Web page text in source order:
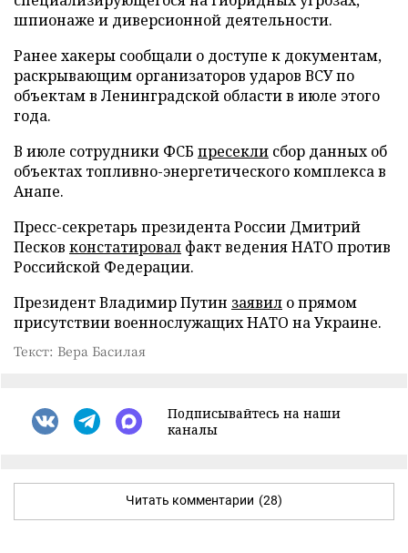
шпионаже и диверсионной деятельности.
Ранее хакеры сообщали о доступе к документам,
раскрывающим организаторов ударов ВСУ по
объектам в Ленинградской области в июле этого
года.
В июле сотрудники ФСБ пресекли сбор данных об
объектах топливно-энергетического комплекса в
Анапе.
Пресс-секретарь президента России Дмитрий
Песков констатировал факт ведения НАТО против
Российской Федерации.
Президент Владимир Путин заявил о прямом
присутствии военнослужащих НАТО на Украине.
Текст: Вера Басилая
Подписывайтесь на наши
каналы
Читать комментарии (28)